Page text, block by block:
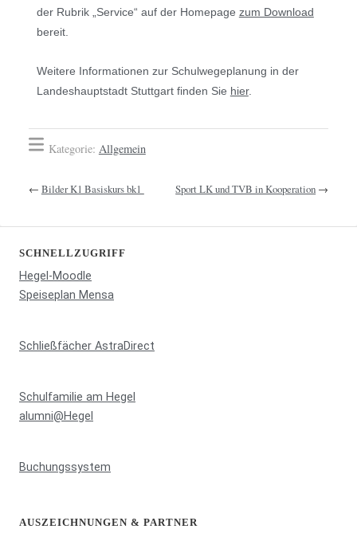
der Rubrik „Service“ auf der Homepage zum Download
bereit.
Weitere Informationen zur Schulwegeplanung in der
Landeshauptstadt Stuttgart finden Sie hier.
Kategorie: Allgemein
← Bilder K1 Basiskurs bk1 Sport LK und TVB in Kooperation →
SCHNELLZUGRIFF
Hegel-Moodle
Speiseplan Mensa
Schließfächer AstraDirect
Schulfamilie am Hegel
alumni@Hegel
Buchungssystem
AUSZEICHNUNGEN & PARTNER